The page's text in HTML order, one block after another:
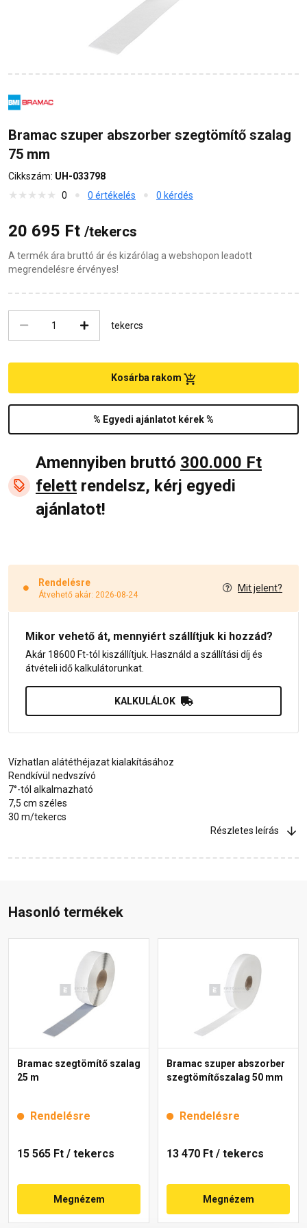
Bramac szuper abszorber szegtömítő szalag
75 mm
Cikkszám: UH-033798
0
0 értékelés 0 kérdés
20 695 Ft /tekercs
A termék ára bruttó ár és kizárólag a webshopon leadott
megrendelésre érvényes!
tekercs
% Egyedi ajánlatot kérek %
Kosárba rakom
Amennyiben bruttó 300.000 Ft
felett rendelsz, kérj egyedi
ajánlatot!
Rendelésre
Átvehető akár: 2026-08-24
Mit jelent?
Mikor vehető át, mennyiért szállítjuk ki hozzád?
Akár 18600 Ft-tól kiszállítjuk. Használd a szállítási díj és
átvételi idő kalkulátorunkat.
KALKULÁLOK
Vízhatlan alátéthéjazat kialakításához
Rendkívül nedvszívó
7°-tól alkalmazható
7,5 cm széles
30 m/tekercs
Részletes leírás
Hasonló termékek
Bramac szegtömítő szalag
25 m
Rendelésre
15 565 Ft / tekercs
Megnézem
Bramac szuper abszorber
szegtömítőszalag 50 mm
Rendelésre
13 470 Ft / tekercs
Megnézem